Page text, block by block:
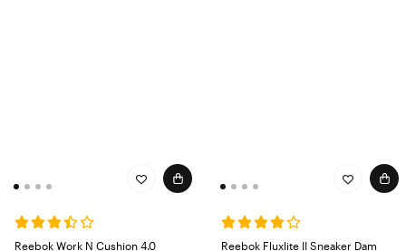
Reebok Work N Cushion 4.0
Reebok Fluxlite II Sneaker Dam